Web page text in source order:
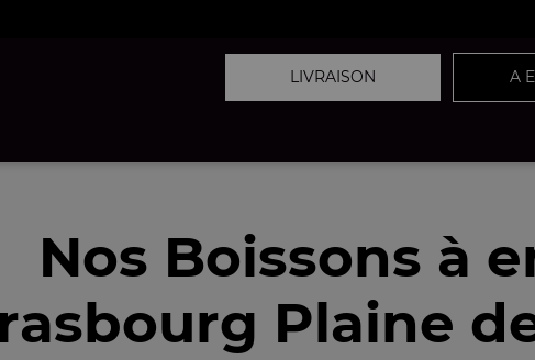
LIVRAISON A
Nos Boissons à
Plaine